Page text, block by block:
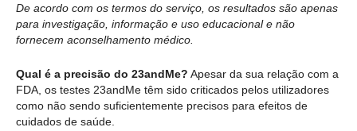
De acordo com os termos do serviço, os resultados são apenas
para investigação, informação e uso educacional e não
fornecem aconselhamento médico.
Qual é a precisão do 23andMe? Apesar da sua relação com a
FDA, os testes 23andMe têm sido criticados pelos utilizadores
como não sendo suficientemente precisos para efeitos de
cuidados de saúde.